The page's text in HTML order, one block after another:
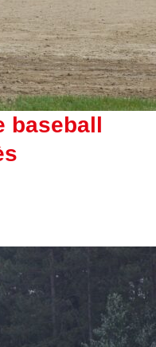
baseball